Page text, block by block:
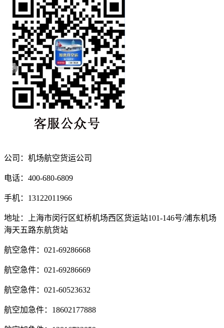
公司：机场航空货运公司
电话：400-680-6809
手机：13122011966
地址：上海市闵行区虹桥机场西区货运站101-146号/浦东机场
海天五路东航货站
航空急件：021-69286668
航空急件：021-69286669
航空急件：021-60523632
航空加急件：18602177888